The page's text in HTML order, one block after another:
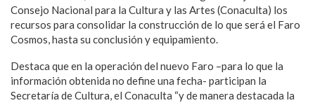
Consejo Nacional para la Cultura y las Artes (Conaculta) los
recursos para consolidar la construcción de lo que será el Faro
Cosmos, hasta su conclusión y equipamiento.
Destaca que en la operación del nuevo Faro –para lo que la
información obtenida no define una fecha- participan la
Secretaría de Cultura, el Conaculta “y de manera destacada la